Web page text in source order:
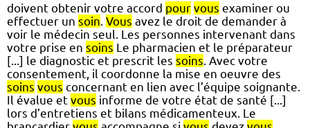
doivent obtenir votre accord pour vous examiner ou
effectuer un soin Vous avez le droit de demander à
voir le médecin seul. Les personnes intervenant dans
votre prise en soins Le pharmacien et le préparateur
[...] le diagnostic et prescrit les soins . Avec votre
consentement, il coordonne la mise en oeuvre des
soins vous concernant en lien avec l’équipe soignante.
Il évalue et vous informe de votre état de santé [...]
lors d’entretiens et bilans médicamenteux. Le